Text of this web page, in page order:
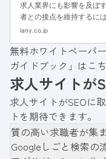
求人業界にも影響を及ぼ
者との接点を維持するに
語モデル最適化）が鍵と
lany.co.jp
無料ホワイトペーパ
ガイドブック」はこ
求人サイトが
求人サイトがSEOに
トを期待できます。
質の高い求職者が集
Googleしごと検索の